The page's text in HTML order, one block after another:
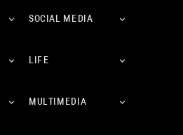
SOCIAL MEDIA
LIFE
MULTIMEDIA